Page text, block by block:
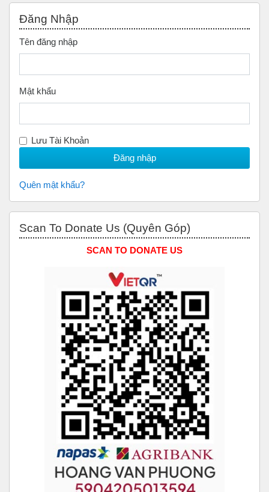
Đăng Nhập
Tên đăng nhập
Mật khẩu
Lưu Tài Khoản
Quên mật khẩu?
Scan To Donate Us (Quyên Góp)
SCAN TO DONATE US